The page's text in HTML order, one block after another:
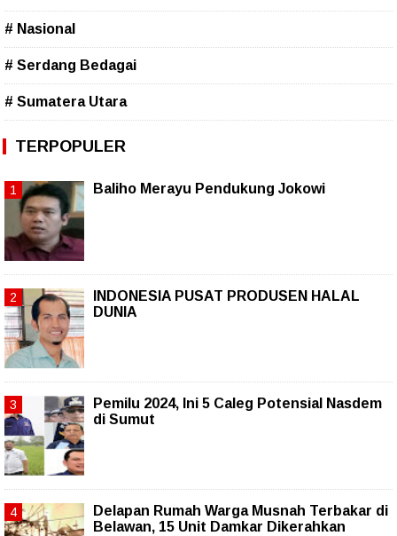
# Nasional
# Serdang Bedagai
# Sumatera Utara
TERPOPULER
Baliho Merayu Pendukung Jokowi
INDONESIA PUSAT PRODUSEN HALAL
DUNIA
Pemilu 2024, Ini 5 Caleg Potensial Nasdem
di Sumut
Delapan Rumah Warga Musnah Terbakar di
Belawan, 15 Unit Damkar Dikerahkan